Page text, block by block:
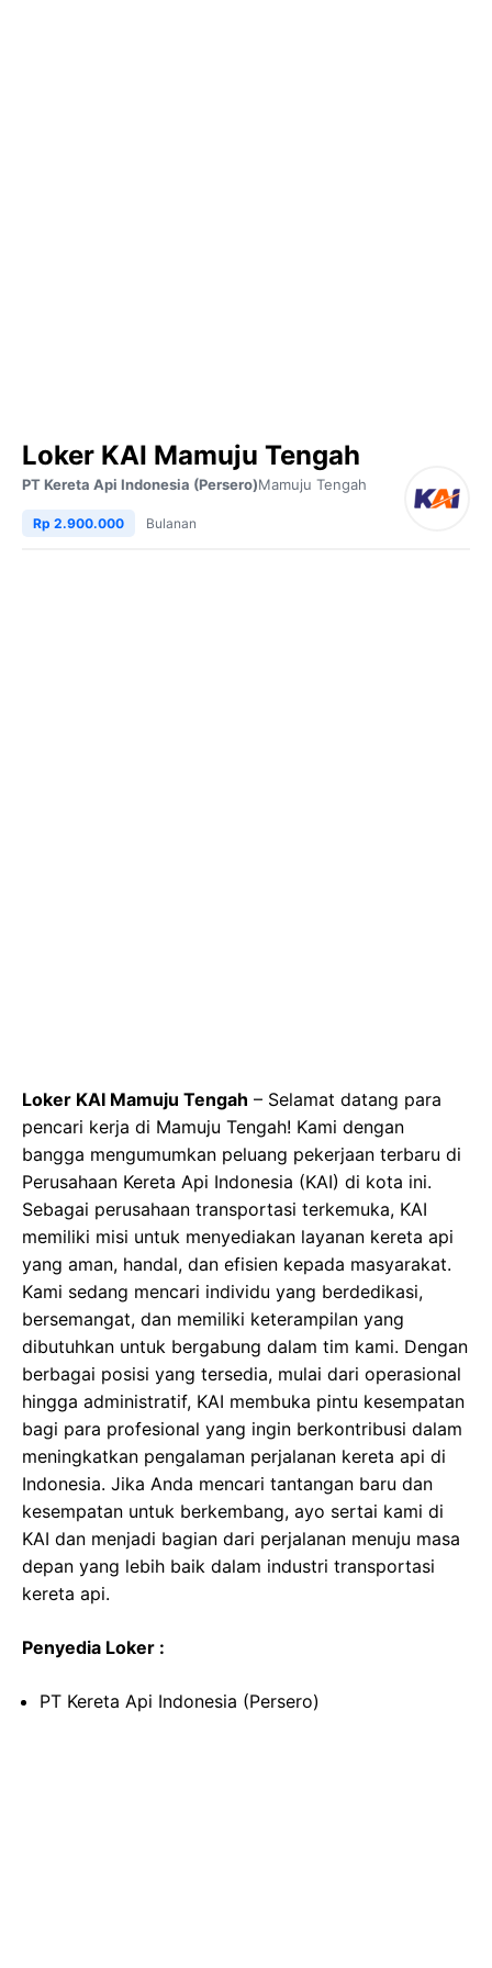
Loker KAI Mamuju Tengah
PT Kereta Api Indonesia (Persero)Mamuju Tengah
Rp 2.900.000 Bulanan
Loker KAI Mamuju Tengah – Selamat datang para
pencari kerja di Mamuju Tengah! Kami dengan
bangga mengumumkan peluang pekerjaan terbaru di
Perusahaan Kereta Api Indonesia (KAI) di kota ini.
Sebagai perusahaan transportasi terkemuka, KAI
memiliki misi untuk menyediakan layanan kereta api
yang aman, handal, dan efisien kepada masyarakat.
Kami sedang mencari individu yang berdedikasi,
bersemangat, dan memiliki keterampilan yang
dibutuhkan untuk bergabung dalam tim kami. Dengan
berbagai posisi yang tersedia, mulai dari operasional
hingga administratif, KAI membuka pintu kesempatan
bagi para profesional yang ingin berkontribusi dalam
meningkatkan pengalaman perjalanan kereta api di
Indonesia. Jika Anda mencari tantangan baru dan
kesempatan untuk berkembang, ayo sertai kami di
KAI dan menjadi bagian dari perjalanan menuju masa
depan yang lebih baik dalam industri transportasi
kereta api.
Penyedia Loker :
PT Kereta Api Indonesia (Persero)